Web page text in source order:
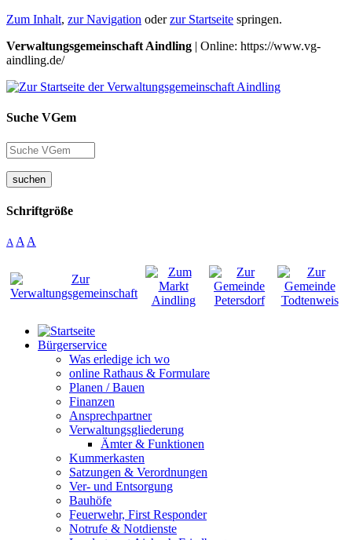
Zum Inhalt, zur Navigation oderzur Startseite springen.
Verwaltungsgemeinschaft Aindling | Online: https://www.vg-
aindling.de/
Suche VGem
suchen
Schriftgröße
A A A
Bürgerservice
Was erledige ich wo
online Rathaus & Formulare
Planen / Bauen
Finanzen
Ansprechpartner
Verwaltungsgliederung
Ämter & Funktionen
Kummerkasten
Satzungen & Verordnungen
Ver- und Entsorgung
Bauhöfe
Feuerwehr, First Responder
Notrufe & Notdienste